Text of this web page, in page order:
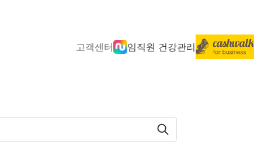
고객센터 임직원 건강관리